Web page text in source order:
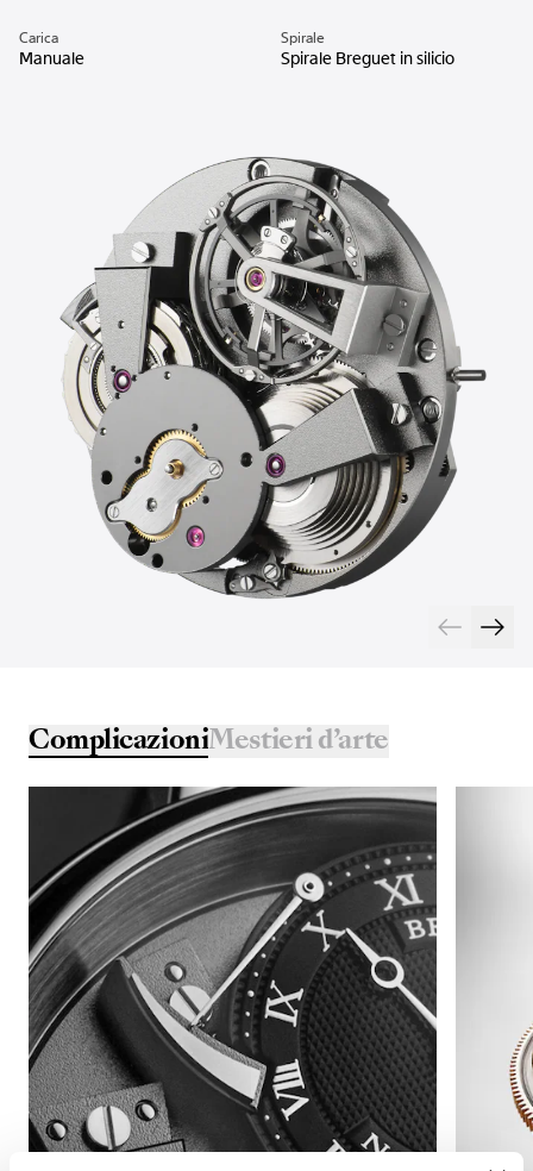
Carica
Manuale
Spirale
Spirale Breguet in silicio
ComplicazioniMestieri d’arte